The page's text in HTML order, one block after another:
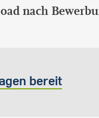
nach
bereit